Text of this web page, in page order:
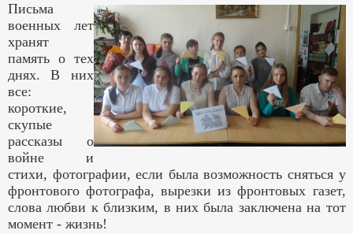
Письма
военных лет
хранят
память о тех
днях. В них
все:
короткие,
скупые
рассказы о
войне и
стихи, фотографии, если была возможность сняться у
фронтового фотографа, вырезки из фронтовых газет,
слова любви к близким, в них была заключена на тот
момент - жизнь!